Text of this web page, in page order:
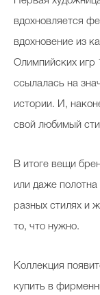
вдохновляется
вдохновение из
Олимпийских игр
ссылалась на
истории. И,
свой любимый
В итоге вещи
или даже
разных стилях и
то, что нужно.
Коллекция
купить в